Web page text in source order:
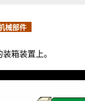
械部件
箱装置上。